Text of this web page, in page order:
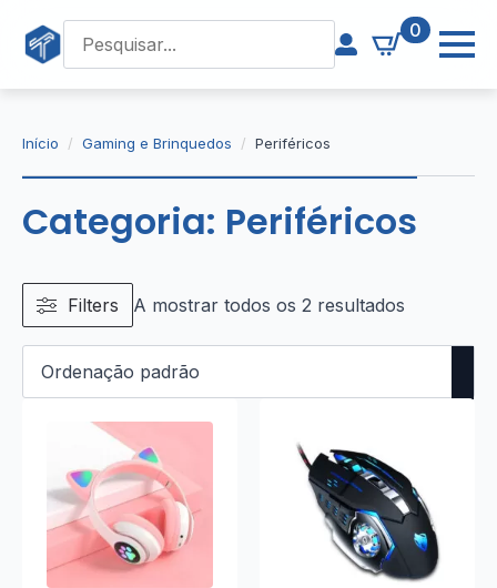
0
Início Gaming e Brinquedos Periféricos
Categoria: Periféricos
Filters A mostrar todos os 2 resultados